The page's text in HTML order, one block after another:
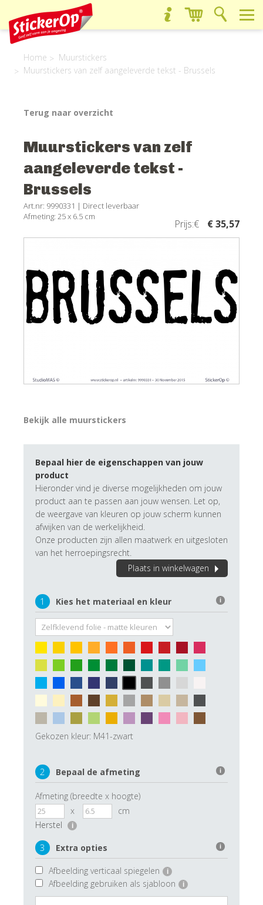
Home
Muurstickers
Muurstickers van zelf aangeleverde tekst - Brussels
Terug naar overzicht
Muurstickers van zelf
aangeleverde tekst -
Brussels
Art.nr: 9990331 | Direct leverbaar
Afmeting: 25 x 6.5 cm
Prijs:€ € 35,57
Bekijk alle muurstickers
Bepaal hier de eigenschappen van jouw
product
Hieronder vind je diverse mogelijkheden om jouw
product aan te passen aan jouw wensen. Let op,
de weergave van kleuren op jouw scherm kunnen
afwijken van de werkelijkheid.
Onze producten zijn allen maatwerk en uitgesloten
van het herroepingsrecht.
Plaats in winkelwagen
1 Kies het materiaal en kleur i
Gekozen kleur: M41-zwart
2 Bepaal de afmeting i
Afmeting (breedte x hoogte)
x
cm
Herstel
i
3 Extra opties i
Afbeelding verticaal spiegelen i
Afbeelding gebruiken als sjabloon i